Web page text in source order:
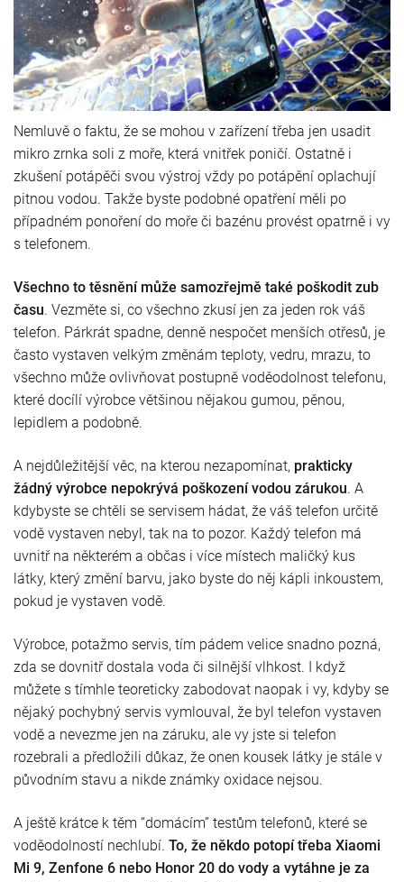
Nemluvě o faktu, že se mohou v zařízení třeba jen usadit
mikro zrnka soli z moře, která vnitřek poničí. Ostatně i
zkušení potápěči svou výstroj vždy po potápění oplachují
pitnou vodou. Takže byste podobné opatření měli po
případném ponoření do moře či bazénu provést opatrně i vy
s telefonem.
Všechno to těsnění může samozřejmě také poškodit zub
času. Vezměte si, co všechno zkusí jen za jeden rok váš
telefon. Párkrát spadne, denně nespočet menších otřesů, je
často vystaven velkým změnám teploty, vedru, mrazu, to
všechno může ovlivňovat postupně voděodolnost telefonu,
které docílí výrobce většinou nějakou gumou, pěnou,
lepidlem a podobně.
A nejdůležitější věc, na kterou nezapomínat, prakticky
žádný výrobce nepokrývá poškození vodou zárukou. A
kdybyste se chtěli se servisem hádat, že váš telefon určitě
vodě vystaven nebyl, tak na to pozor. Každý telefon má
uvnitř na některém a občas i více místech maličký kus
látky, který změní barvu, jako byste do něj kápli inkoustem,
pokud je vystaven vodě.
Výrobce, potažmo servis, tím pádem velice snadno pozná,
zda se dovnitř dostala voda či silnější vlhkost. I když
můžete s tímhle teoreticky zabodovat naopak i vy, kdyby se
nějaký pochybný servis vymlouval, že byl telefon vystaven
vodě a nevezme jen na záruku, ale vy jste si telefon
rozebrali a předložili důkaz, že onen kousek látky je stále v
původním stavu a nikde známky oxidace nejsou.
A ještě krátce k těm “domácím” testům telefonů, které se
voděodolností nechlubí. To, že někdo potopí třeba Xiaomi
Mi 9, Zenfone 6 nebo Honor 20 do vody a vytáhne je za